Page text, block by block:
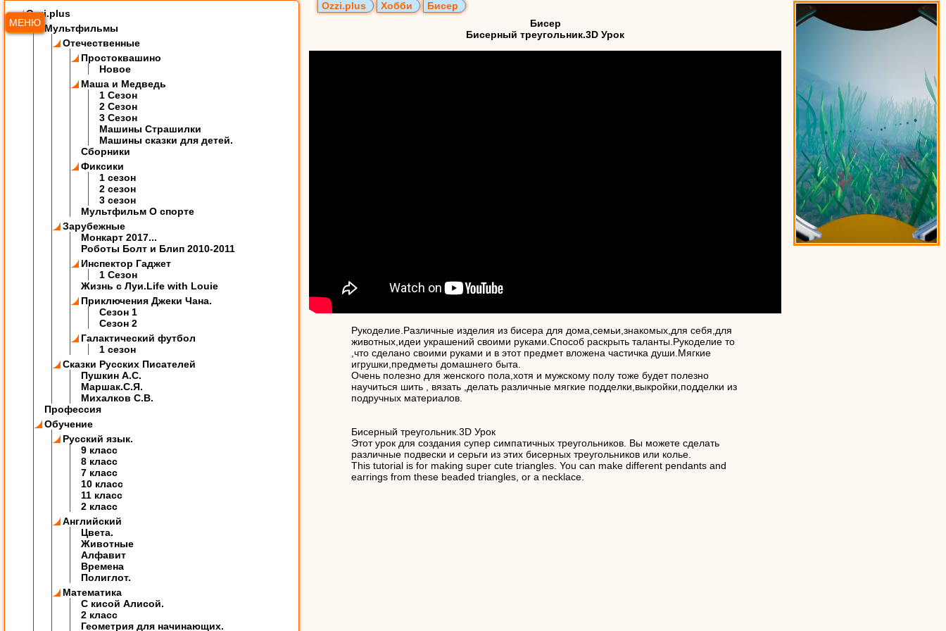
МЕНЮ
Ozzi.plus
Мультфильмы
Отечественные
Простоквашино
Новое
Маша и Медведь
1 Сезон
2 Сезон
3 Сезон
Машины Страшилки
Машины сказки для детей.
Сборники
Фиксики
1 сезон
2 сезон
3 сезон
Мультфильм О спорте
Зарубежные
Монкарт 2017...
Роботы Болт и Блип 2010-2011
Инспектор Гаджет
1 Сезон
Жизнь с Луи.Life with Louie
Приключения Джеки Чана.
Сезон 1
Сезон 2
Галактический футбол
1 сезон
Сказки Русских Писателей
Пушкин А.С.
Маршак.С.Я.
Михалков С.В.
Профессия
Обучение
Русский язык.
9 класс
8 класс
7 класс
10 класс
11 класс
2 класс
Английский
Цвета.
Животные
Алфавит
Времена
Полиглот.
Математика
C кисой Алисой.
2 класс
Геометрия для начинающих.
Ozzi.plus Хобби
Бисер
Бисер
Бисерный треугольник.3D Урок
Рукоделие.Различные изделия из бисера для дома,семьи,знакомых,для себя,для
животных,идеи украшений своими руками.Способ раскрыть таланты.Рукоделие то
,что сделано своими руками и в этот предмет вложена частичка души.Мягкие
игрушки,предметы домашнего быта.
Очень полезно для женского пола,хотя и мужскому полу тоже будет полезно
научиться шить , вязать ,делать различные мягкие подделки,выкройки,подделки из
подручных материалов.
Бисерный треугольник.3D Урок
Этот урок для создания супер симпатичных треугольников. Вы можете сделать
различные подвески и серьги из этих бисерных треугольников или колье.
This tutorial is for making super cute triangles. You can make different pendants and
earrings from these beaded triangles, or a necklace.